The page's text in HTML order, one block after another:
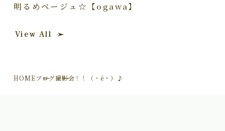
明るめベージュ☆【ogawa】
View All
HOMEブログ撮影会！！（・ё・）♪